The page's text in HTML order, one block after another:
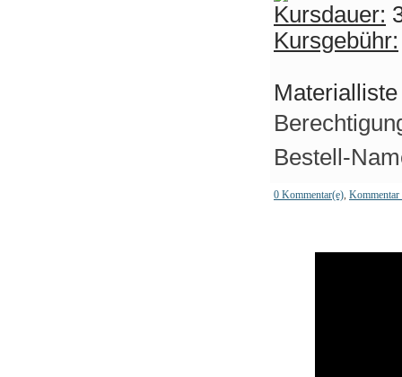
Kursdauer:
Kursgebühr:
Bestell-
0 Kommentar(e), Kommentar